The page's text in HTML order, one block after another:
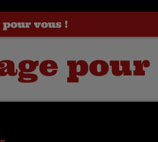
pour vous !
pour